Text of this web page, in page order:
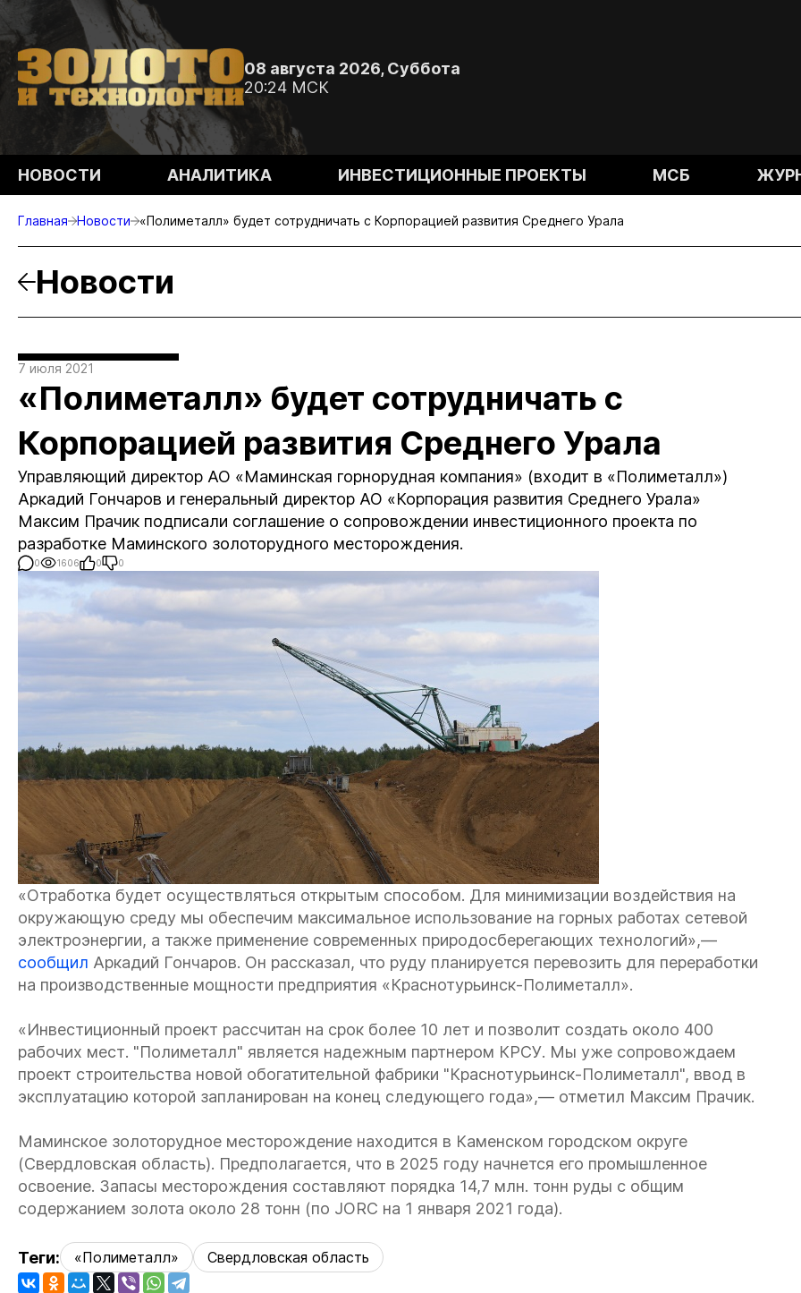
08 августа 2026, Суббота
20:24 МСК
НОВОСТИ АНАЛИТИКА ИНВЕСТИЦИОННЫЕ ПРОЕКТЫ МСБ
Главная Новости «Полиметалл» будет сотрудничать с Корпорацией развития Среднего Урала
Новости
7 июля 2021
«Полиметалл» будет сотрудничать с
Корпорацией развития Среднего Урала
Управляющий директор АО «Маминская горнорудная компания» (входит в «Полиметалл»)
Аркадий Гончаров и генеральный директор АО «Корпорация развития Среднего Урала»
Максим Прачик подписали соглашение о сопровождении инвестиционного проекта по
разработке Маминского золоторудного месторождения.
0 1606 0 0
«Отработка будет осуществляться открытым способом. Для минимизации воздействия на
окружающую среду мы обеспечим максимальное использование на горных работах сетевой
электроэнергии, а также применение современных природосберегающих технологий»,—
сообщил Аркадий Гончаров. Он рассказал, что руду планируется перевозить для переработки
на производственные мощности предприятия «Краснотурьинск-Полиметалл».
«Инвестиционный проект рассчитан на срок более 10 лет и позволит создать около 400
рабочих мест. "Полиметалл" является надежным партнером КРСУ. Мы уже сопровождаем
проект строительства новой обогатительной фабрики "Краснотурьинск-Полиметалл", ввод в
эксплуатацию которой запланирован на конец следующего года»,— отметил Максим Прачик.
Маминское золоторудное месторождение находится в Каменском городском округе
(Свердловская область). Предполагается, что в 2025 году начнется его промышленное
освоение. Запасы месторождения составляют порядка 14,7 млн. тонн руды с общим
содержанием золота около 28 тонн (по JORC на 1 января 2021 года).
Теги: «Полиметалл» Свердловская область